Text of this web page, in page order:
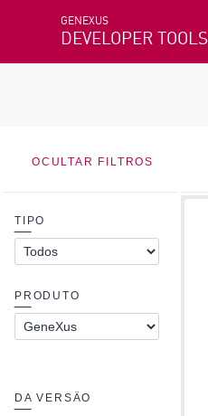
GENEXUS
DEVELOPER TOOLS